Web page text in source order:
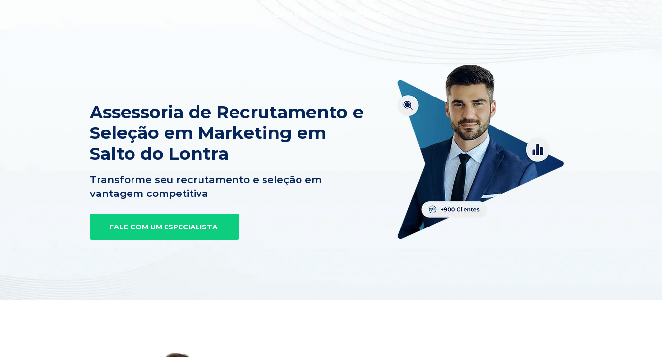
Assessoria de Recrutamento e
Seleção em Marketing em
Salto do Lontra
Transforme seu recrutamento e seleção em
vantagem competitiva
FALE COM UM ESPECIALISTA